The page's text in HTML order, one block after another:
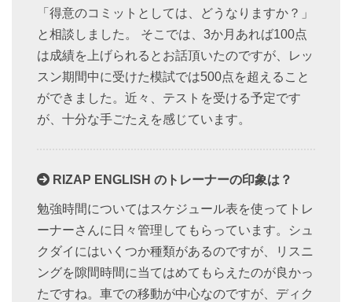
「得意のコミットとしては、どうなりますか？」
と相談しました。 そこでは、3か月あれば100点
は成績を上げられるとお話頂いたのですが、レッ
スン期間中に受けた模試では500点を超えること
ができました。近々、テストを受ける予定です
が、十分な手ごたえを感じています。
RIZAP ENGLISH のトレーナーの印象は？
勉強時間についてはスケジュール表を使ってトレ
ーナーさんに日々管理してもらっています。シュ
クダイにはいくつか種類があるのですが、リスニ
ングを隙間時間に当てはめてもらえたのが良かっ
たですね。車での移動が中心なのですが、ディク